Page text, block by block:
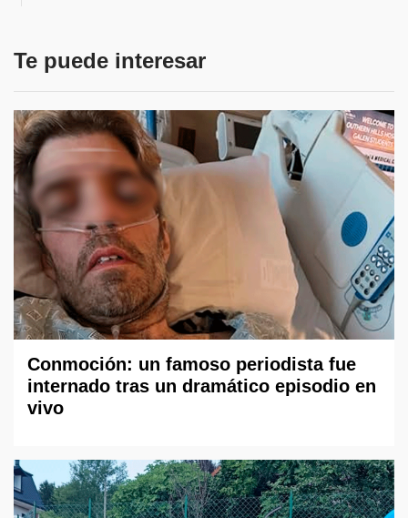
Te puede interesar
Conmoción: un famoso periodista fue
internado tras un dramático episodio en
vivo